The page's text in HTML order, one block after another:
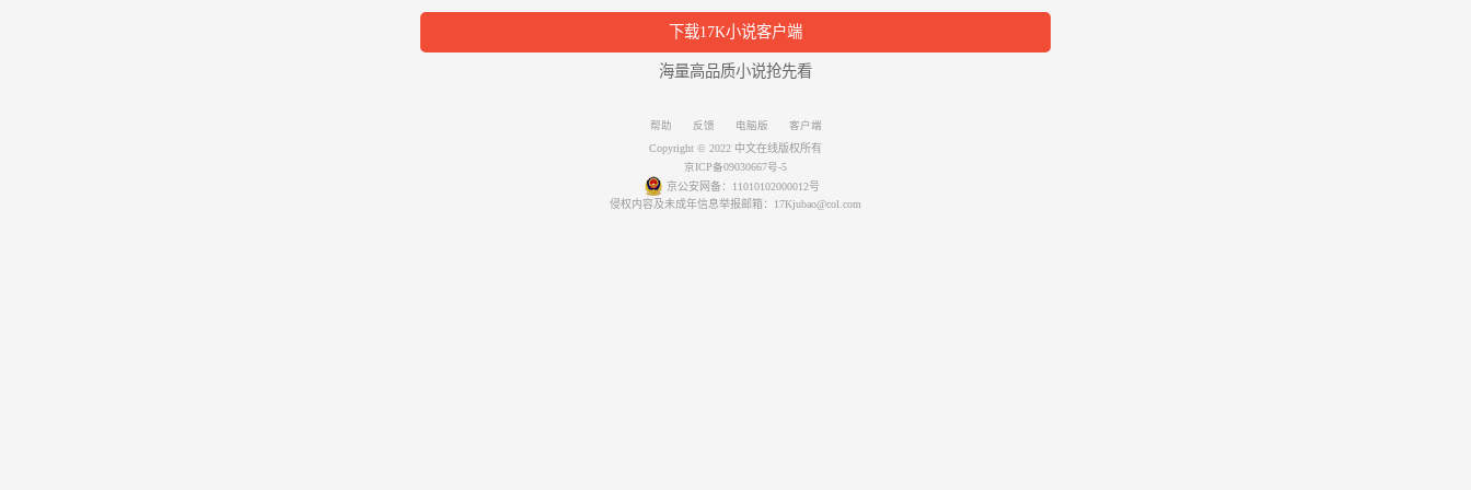
下载17K小说客户端
海量高品质小说抢先看
帮助 反馈 电脑版
客户端
Copyright © 2022 中文在线版权所有
京ICP备09030667号-5
京公安网备：11010102000012号
侵权内容及未成年信息举报邮箱：17Kjubao@col.com